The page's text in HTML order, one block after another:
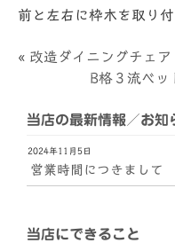
前と左右に枠木を取り付
« 改造ダイニングチェ
B格３流ベ
当店の最新情報／お知
2024年11月5日
営業時間につきまして
当店にできること